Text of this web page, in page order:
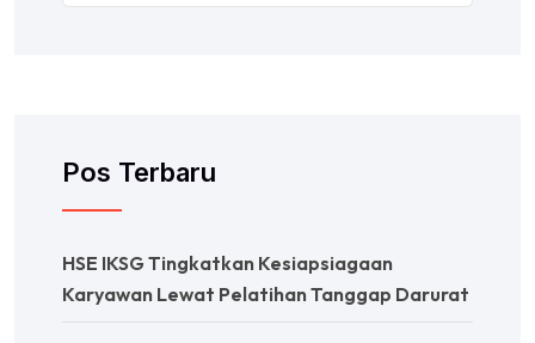
Pos Terbaru
HSE IKSG Tingkatkan Kesiapsiagaan
Karyawan Lewat Pelatihan Tanggap Darurat